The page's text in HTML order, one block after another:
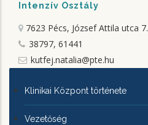
Intenzív Osztály
7623 Pécs, József Attila utca 7.
38797, 61441
kutfej.natalia@pte.hu
KLINIKAI
KÖZPONTRÓL
Klinikai Központ története
Vezetőség